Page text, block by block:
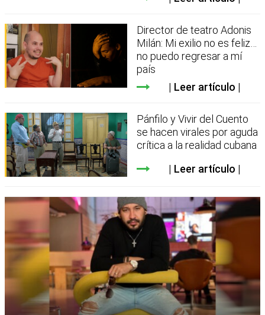
Director de teatro Adonis
Milán: Mi exilio no es feliz…
no puedo regresar a mí
país
Leer artículo
Pánfilo y Vivir del Cuento
se hacen virales por aguda
crítica a la realidad cubana
Leer artículo